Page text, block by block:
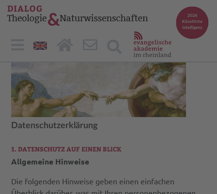
Datenschutzerklärung
1. DATENSCHUTZ AUF EINEN BLICK
Allgemeine Hinweise
Die folgenden Hinweise geben einen einfachen